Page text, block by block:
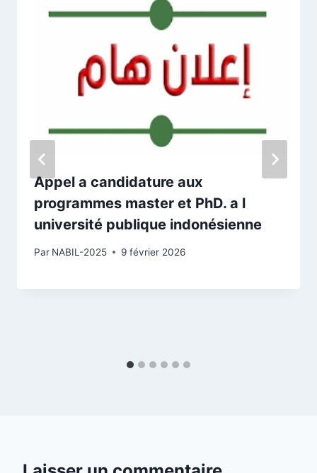
Appel a candidature aux
programmes master et PhD. a l
université publique indonésienne
Par NABIL-2025 9 février 2026